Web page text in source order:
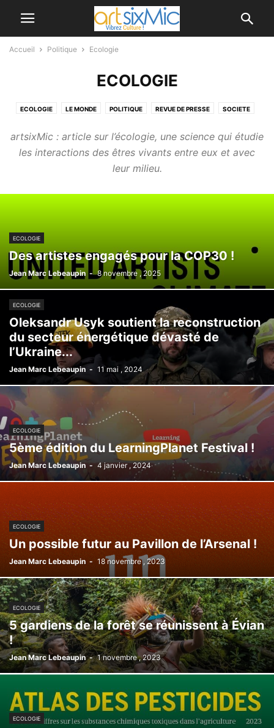
Accueil Politique Ecologie
ECOLOGIE
ECOLOGIE LE MONDE POLITIQUE REVUE DE PRESSE SOCIETE
artsixMic : article sur l’écologie, une science qui étudie
les interactions des êtres vivants entre eux et avec
leur milieu.
ECOLOGIE
Des artistes engagés pour la COP30 !
Jean Marc Lebeaupin - 8 novembre , 2025
ECOLOGIE
Oleksandr Usyk soutient la reconstruction
du secteur énergétique dévasté de
l’Ukraine...
Jean Marc Lebeaupin - 11 mai , 2024
ECOLOGIE
5ème édition du LearningPlanet Festival !
Jean Marc Lebeaupin - 4 janvier , 2024
ECOLOGIE
Un possible futur au Pavillon de l’Arsenal !
Jean Marc Lebeaupin - 18 novembre , 2023
ECOLOGIE
5 gardiens de la forêt se réunissent à Évian
!
Jean Marc Lebeaupin - 1 novembre , 2023
ECOLOGIE